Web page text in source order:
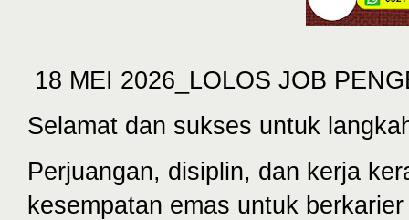
18 MEI 2026_LOLOS JOB
Selamat dan sukses untuk
Perjuangan, disiplin, dan kerja
kesempatan emas untuk